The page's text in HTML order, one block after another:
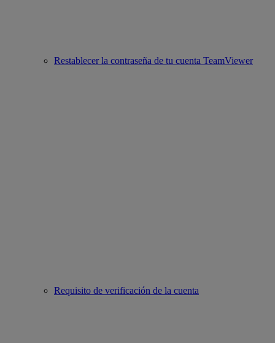
Restablecer la contraseña de tu cuenta TeamViewer
Requisito de verificación de la cuenta